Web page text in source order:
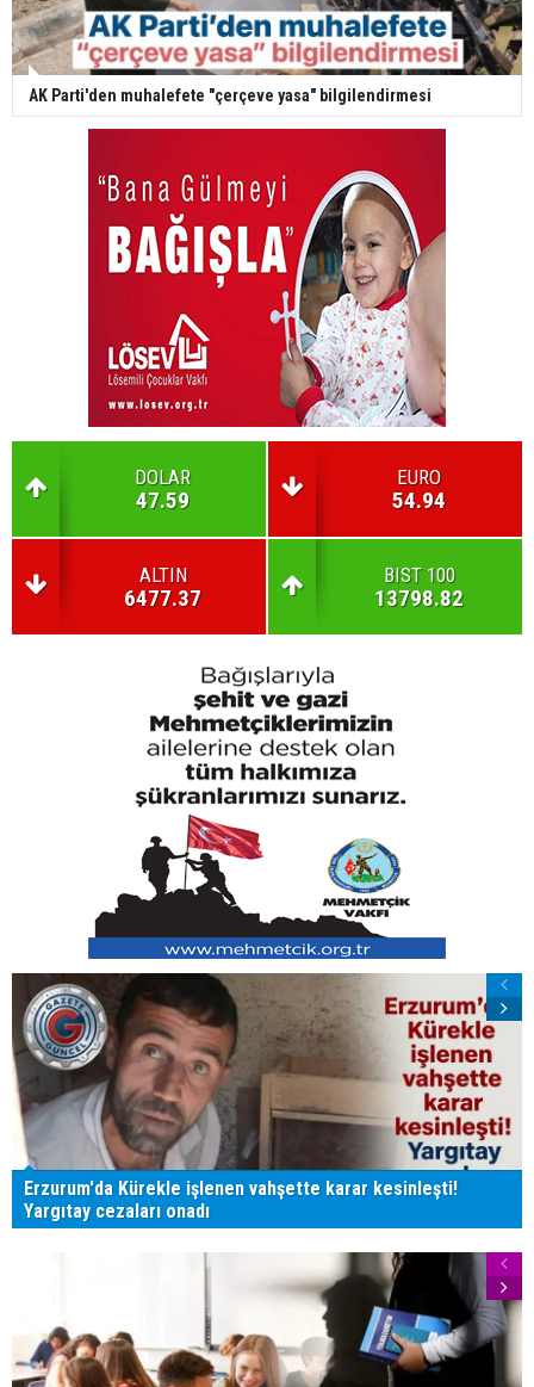
AK Parti'den muhalefete "çerçeve yasa" bilgilendirmesi
DOLAR
47.59
EURO
54.94
ALTIN
6477.37
BIST 100
13798.82
Erzurum'da Kürekle işlenen vahşette karar kesinleşti!
Yargıtay cezaları onadı